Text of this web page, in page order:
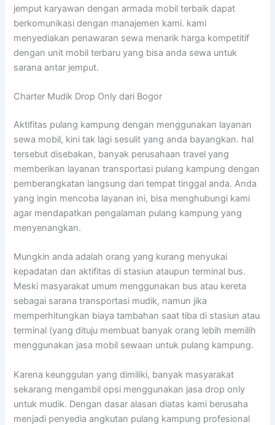
jemput karyawan dengan armada mobil terbaik dapat
berkomunikasi dengan manajemen kami. kami
menyediakan penawaran sewa menarik harga kompetitif
dengan unit mobil terbaru yang bisa anda sewa untuk
sarana antar jemput.
Charter Mudik Drop Only dari Bogor
Aktifitas pulang kampung dengan menggunakan layanan
sewa mobil, kini tak lagi sesulit yang anda bayangkan. hal
tersebut disebakan, banyak perusahaan travel yang
memberikan layanan transportasi pulang kampung dengan
pemberangkatan langsung dari tempat tinggal anda. Anda
yang ingin mencoba layanan ini, bisa menghubungi kami
agar mendapatkan pengalaman pulang kampung yang
menyenangkan.
Mungkin anda adalah orang yang kurang menyukai
kepadatan dan aktifitas di stasiun ataupun terminal bus.
Meski masyarakat umum menggunakan bus atau kereta
sebagai sarana transportasi mudik, namun jika
memperhitungkan biaya tambahan saat tiba di stasiun atau
terminal (yang dituju membuat banyak orang lebih memilih
menggunakan jasa mobil sewaan untuk pulang kampung.
Karena keunggulan yang dimiliki, banyak masyarakat
sekarang mengambil opsi menggunakan jasa drop only
untuk mudik. Dengan dasar alasan diatas kami berusaha
menjadi penyedia angkutan pulang kampung profesional